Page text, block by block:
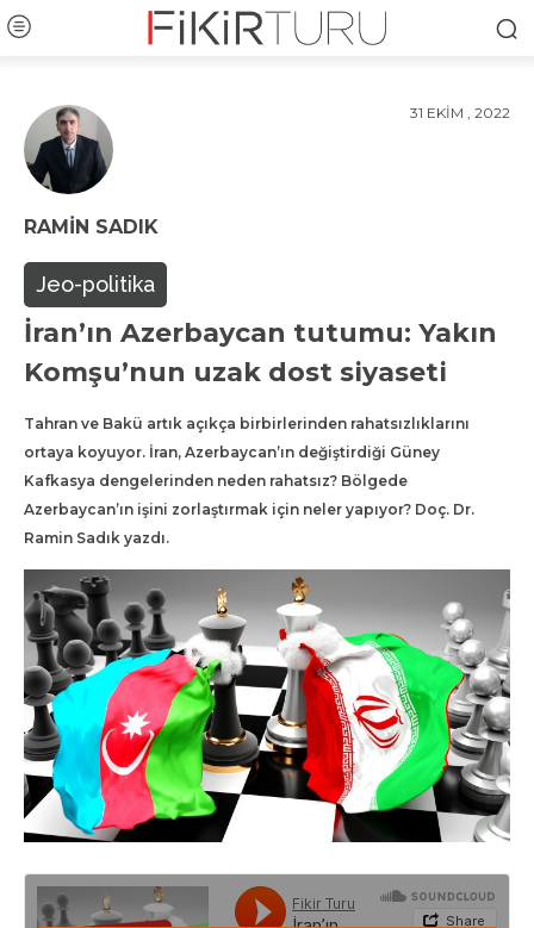
31 EKIM , 2022
RAMIN SADIK
Jeo-politika
İran’ın Azerbaycan tutumu: Yakın
Komşu’nun uzak dost siyaseti
Tahran ve Bakü artık açıkça birbirlerinden rahatsızlıklarını
ortaya koyuyor. İran, Azerbaycan’ın değiştirdiği Güney
Kafkasya dengelerinden neden rahatsız? Bölgede
Azerbaycan’ın işini zorlaştırmak için neler yapıyor? Doç. Dr.
Ramin Sadık yazdı.